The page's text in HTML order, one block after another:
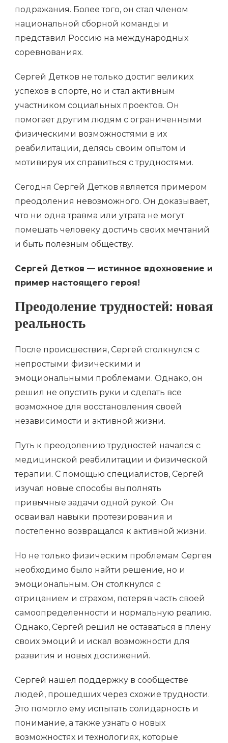
подражания. Более того, он стал членом
национальной сборной команды и
представил Россию на международных
соревнованиях.
Сергей Детков не только достиг великих
успехов в спорте, но и стал активным
участником социальных проектов. Он
помогает другим людям с ограниченными
физическими возможностями в их
реабилитации, делясь своим опытом и
мотивируя их справиться с трудностями.
Сегодня Сергей Детков является примером
преодоления невозможного. Он доказывает,
что ни одна травма или утрата не могут
помешать человеку достичь своих мечтаний
и быть полезным обществу.
Сергей Детков — истинное вдохновение и
пример настоящего героя!
Преодоление трудностей: новая
реальность
После происшествия, Сергей столкнулся с
непростыми физическими и
эмоциональными проблемами. Однако, он
решил не опустить руки и сделать все
возможное для восстановления своей
независимости и активной жизни.
Путь к преодолению трудностей начался с
медицинской реабилитации и физической
терапии. С помощью специалистов, Сергей
изучал новые способы выполнять
привычные задачи одной рукой. Он
осваивал навыки протезирования и
постепенно возвращался к активной жизни.
Но не только физическим проблемам Сергея
необходимо было найти решение, но и
эмоциональным. Он столкнулся с
отрицанием и страхом, потеряв часть своей
самоопределенности и нормальную реалию.
Однако, Сергей решил не оставаться в плену
своих эмоций и искал возможности для
развития и новых достижений.
Сергей нашел поддержку в сообществе
людей, прошедших через схожие трудности.
Это помогло ему испытать солидарность и
понимание, а также узнать о новых
возможностях и технологиях, которые